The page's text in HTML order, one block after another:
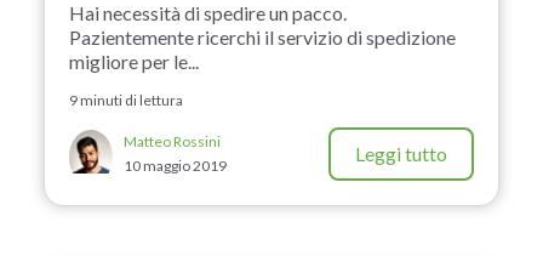
Hai necessità di spedire un pacco.
Pazientemente ricerchi il servizio di spedizione
migliore per le...
9 minuti di lettura
Matteo Rossini
10 maggio 2019
Leggi tutto